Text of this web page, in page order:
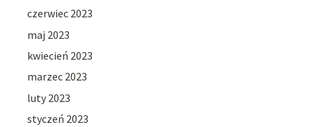
czerwiec 2023
maj 2023
kwiecień 2023
marzec 2023
luty 2023
styczeń 2023